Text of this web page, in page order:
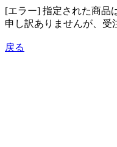
[エラー] 指定された商品
申し訳ありませんが、受
戻る